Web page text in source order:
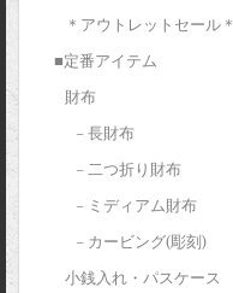
＊アウトレットセール＊
■定番アイテム
財布
– 長財布
– 二つ折り財布
– ミディアム財布
– カービング(彫刻)
小銭入れ・パスケース